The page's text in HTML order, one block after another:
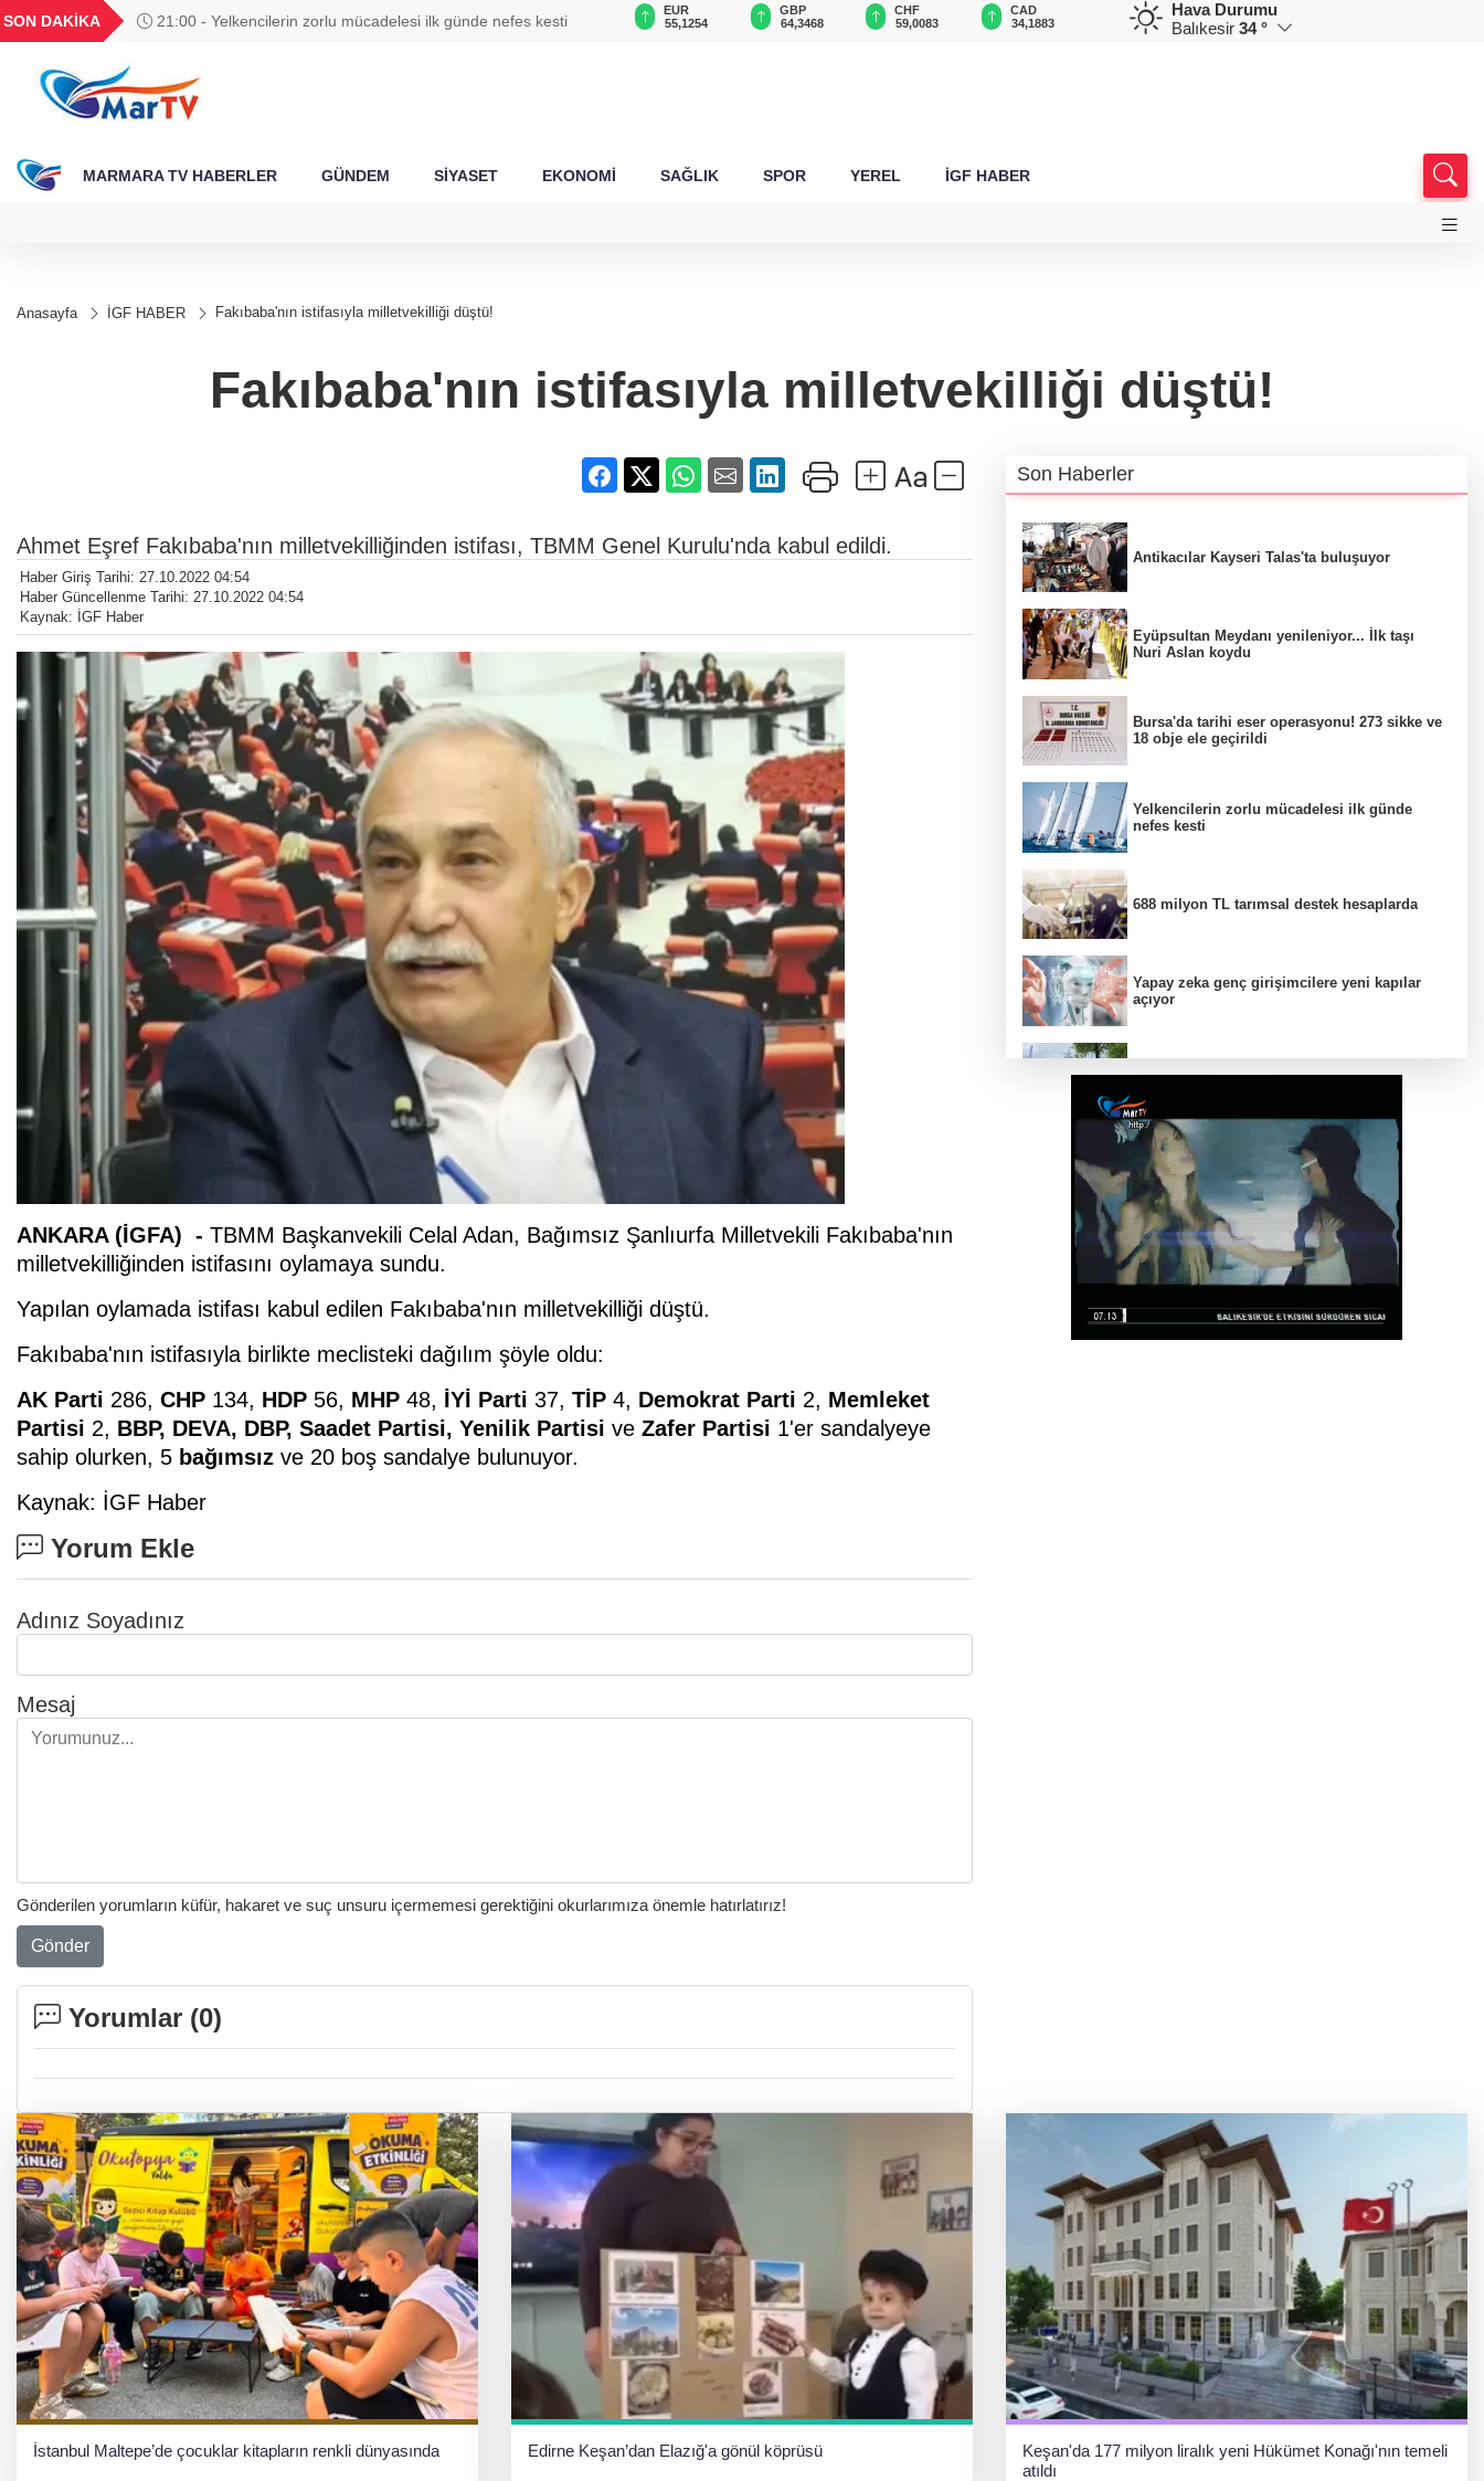
SON DAKİKA 21:00 - Yelkencilerin zorlu mücadelesi ilk günde nefes kesti
BGN
27,9743
0,0018
6.660,55
13.779,39
47,6787
EUR
55,1254
GBP
64,3468
CHF
59,0083
CAD
34,1883
RUB
0,5822
AED
12,9805
Hava Durumu
Balıkesir 34 °
MARMARA TV HABERLER GÜNDEM SİYASET EKONOMİ SAĞLIK SPOR YEREL İGF HABER
Anasayfa İGF HABER Fakıbaba'nın istifasıyla milletvekilliği düştü!
Fakıbaba'nın istifasıyla milletvekilliği düştü!
Ahmet Eşref Fakıbaba'nın milletvekilliğinden istifası, TBMM Genel Kurulu'nda kabul edildi.
Haber Giriş Tarihi: 27.10.2022 04:54
Haber Güncellenme Tarihi: 27.10.2022 04:54
Kaynak: İGF Haber
ANKARA (İGFA) - TBMM Başkanvekili Celal Adan, Bağımsız Şanlıurfa Milletvekili Fakıbaba'nın
milletvekilliğinden istifasını oylamaya sundu.
Yapılan oylamada istifası kabul edilen Fakıbaba'nın milletvekilliği düştü.
Fakıbaba'nın istifasıyla birlikte meclisteki dağılım şöyle oldu:
AK Parti 286, CHP 134, HDP 56, MHP 48, İYİ Parti 37, TİP 4, Demokrat Parti 2, Memleket
Partisi 2, BBP, DEVA, DBP, Saadet Partisi, Yenilik Partisi ve Zafer Partisi 1'er sandalyeye
sahip olurken, 5 bağımsız ve 20 boş sandalye bulunuyor.
Kaynak: İGF Haber
Yorum Ekle
Adınız Soyadınız
Mesaj
Gönderilen yorumların küfür, hakaret ve suç unsuru içermemesi gerektiğini okurlarımıza önemle hatırlatırız!
Gönder
Yorumlar (0)
Son Haberler
Antikacılar Kayseri Talas'ta buluşuyor
Eyüpsultan Meydanı yenileniyor... İlk taşı
Nuri Aslan koydu
Bursa'da tarihi eser operasyonu! 273 sikke ve
18 obje ele geçirildi
Yelkencilerin zorlu mücadelesi ilk günde
nefes kesti
688 milyon TL tarımsal destek hesaplarda
Yapay zeka genç girişimcilere yeni kapılar
açıyor
Gebze’nin geleceği için Başkent'te güçlü
temaslar
Hakkari'de JİHA destekli operasyonda 253
kilo esrar ele geçirildi
Keşan Kent Konseyi'nden muhtarlara nezaket
ziyareti
İstanbul Maltepe’de çocuklar kitapların renkli dünyasında Edirne Keşan’dan Elazığ'a gönül köprüsü
Keşan'da 177 milyon liralık yeni Hükümet Konağı'nın temeli
atıldı